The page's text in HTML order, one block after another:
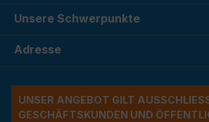
Unsere Schwerpunkte
Adresse
UNSER ANGEBOT GILT
ESCHÄFTSKUNDEN UND